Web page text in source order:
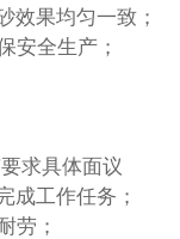
效果均匀一致；
安全生产；
求具体面议
成工作任务；
劳；